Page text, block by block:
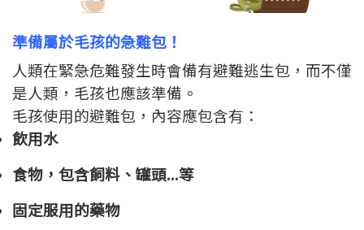
準備屬於毛孩的急難包！
人類在緊急危難發生時會備有避難逃生包，而不僅
是人類，毛孩也應該準備。
毛孩使用的避難包，內容應包含有：
飲用水
食物，包含飼料、罐頭...等
固定服用的藥物